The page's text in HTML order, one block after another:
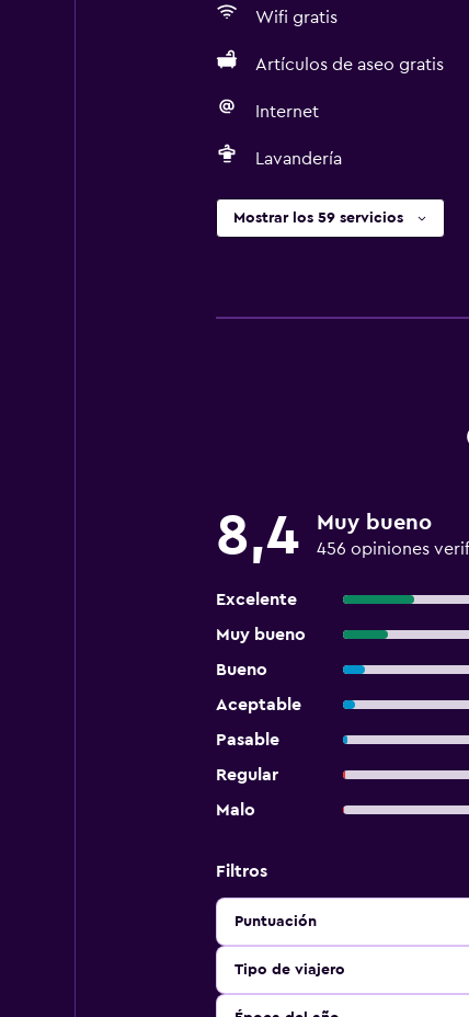
Wifi gratis
Artículos de aseo gratis
Internet
Lavandería
Mostrar los 59 servicios
8,4 Muy bueno
456 opiniones
Excelente
Muy bueno
Bueno
Aceptable
Pasable
Regular
Malo
Filtros
Puntuación
Tipo de viajero